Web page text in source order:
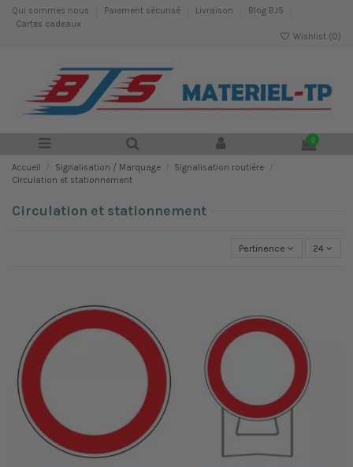
Qui sommes nous Paiement sécurisé Livraison
Blog BJS
Cartes cadeaux
Wishlist (0)
0
Accueil Signalisation / Marquage
Signalisation routière
Circulation et stationnement
Circulation et stationnement
Pertinence 24